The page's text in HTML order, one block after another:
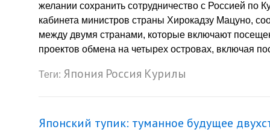
желании сохранить сотрудничество с Россией по
кабинета министров страны Хирокадзу Мацуно,
между двумя странами, которые включают
проектов обмена на четырех островах, включая
Теги: Япония Россия Курилы
Японский тупик: туманное будущее